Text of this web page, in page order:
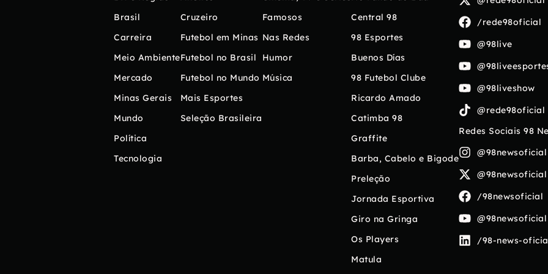
Brasil
Carreira
Meio Ambiente
Mercado
Minas Gerais
Mundo
Política
Tecnologia
Cruzeiro
Futebol em Minas
Futebol no Brasil
Futebol no Mundo
Mais Esportes
Seleção Brasileira
Famosos
Nas Redes
Humor
Música
Central 98
98 Esportes
Buenos Días
98 Futebol Clube
Ricardo Amado
Catimba 98
Graffite
Barba, Cabelo e Bigode
Preleção
Jornada Esportiva
Giro na Gringa
Os Players
Matula
/rede98oficial
@98live
@98liveshow
@rede98oficial
Redes Sociais 98
@98newsoficial
@98newsoficial
/98newsoficial
@98newsoficial
/98-news-